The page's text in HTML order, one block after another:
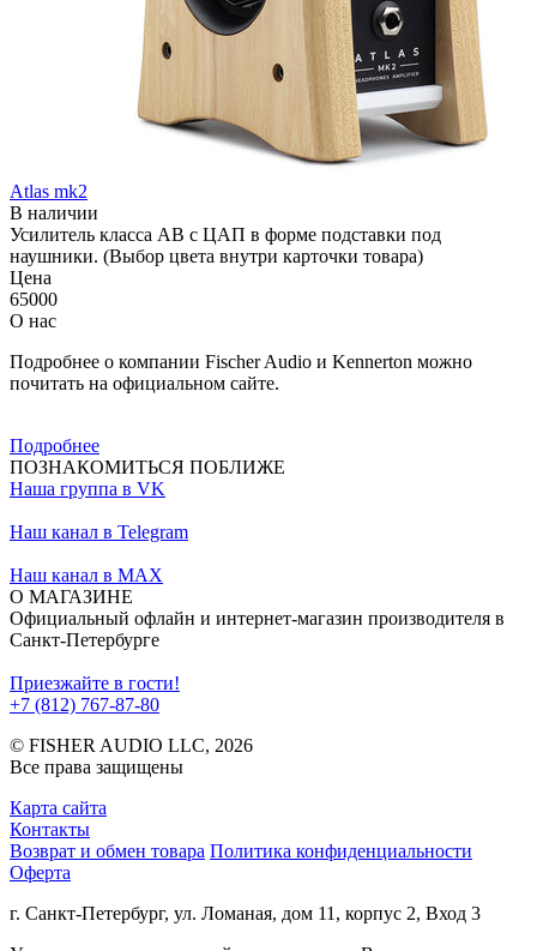
Atlas mk2
В наличии
Усилитель класса AB с ЦАП в форме подставки под
наушники. (Выбор цвета внутри карточки товара)
Цена
65000
О нас
Подробнее о компании Fischer Audio и Kennerton можно
почитать на официальном сайте.
Подробнее
ПОЗНАКОМИТЬСЯ ПОБЛИЖЕ
Наша группа в VK
Наш канал в Telegram
Наш канал в MAX
О МАГАЗИНЕ
Официальный офлайн и интернет-магазин производителя в
Санкт-Петербурге
Приезжайте в гости!
+7 (812) 767-87-80
© FISHER AUDIO LLC, 2026
Все права защищены
Карта сайта
Контакты
Возврат и обмен товара Политика конфиденциальности
Оферта
г. Санкт-Петербург, ул. Ломаная, дом 11, корпус 2, Вход 3